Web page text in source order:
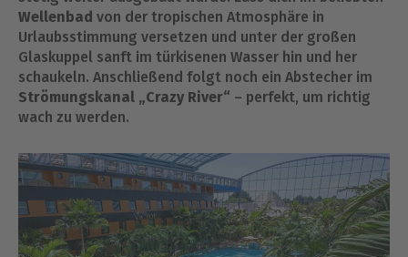
Wellenbad von der tropischen Atmosphäre in
Urlaubsstimmung versetzen und unter der großen
Glaskuppel sanft im türkisenen Wasser hin und her
schaukeln. Anschließend folgt noch ein Abstecher im
Strömungskanal „Crazy River“ – perfekt, um richtig
wach zu werden.